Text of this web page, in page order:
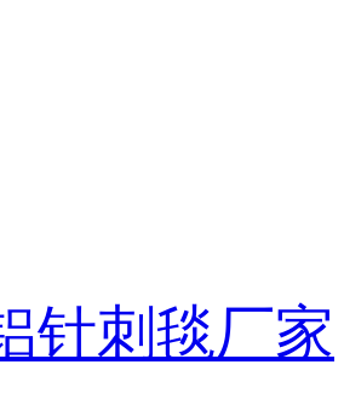
针刺毯厂家